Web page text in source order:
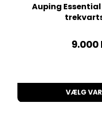
Auping
9.000
VÆLG